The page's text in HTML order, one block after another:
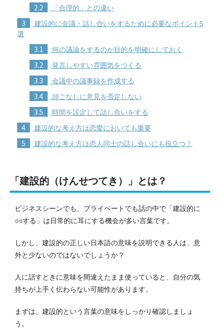
2.2 「合理的」との違い
3
建設的に会議・話し合いをするために必要なポイント5
選
3.1 何の議論をするのか目的を明確にしておく
3.2 発言しやすい雰囲気をつくる
3.3 会議中の議事録を作成する
3.4 頭ごなしに意見を否定しない
3.5 時間を設定して話し合いをする
4 建設的な考え方は恋愛においても重要
5 建設的な考え方は恋人同士の話し合いにも役立つ！
「建設的（けんせつてき）」とは？
ビジネスシーンでも、プライベートでも話の中で「建設的に
○○する」は日常的に耳にする機会が多い言葉です。
しかし、建設的の正しい日本語の意味を説明できる人は、意
外と少ないのではないでしょうか？
人に話すときに意味を間違えたまま使っていると、自分の気
持ちが上手く伝わらない可能性があります。
まずは、建設的という言葉の意味をしっかり確認しましょ
う。